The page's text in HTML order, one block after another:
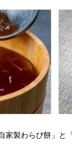
家製わらび餅」と